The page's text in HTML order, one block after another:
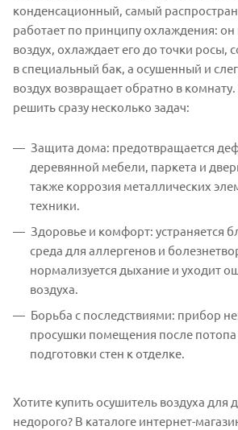
конденсационный, самый
работает по принципу охлаждения: он
воздух, охлаждает его до точки росы,
в специальный бак, а осушенный и
воздух возвращает обратно в
решить сразу несколько задач:
Защита дома: предотвращается
деревянной мебели, паркета и
также коррозия металлических
техники.
Здоровье и комфорт: устраняется
среда для аллергенов и
нормализуется дыхание и уходит
воздуха.
Борьба с последствиями: прибор
просушки помещения после
подготовки стен к отделке.
Хотите купить осушитель воздуха для
недорого? В каталоге интернет-